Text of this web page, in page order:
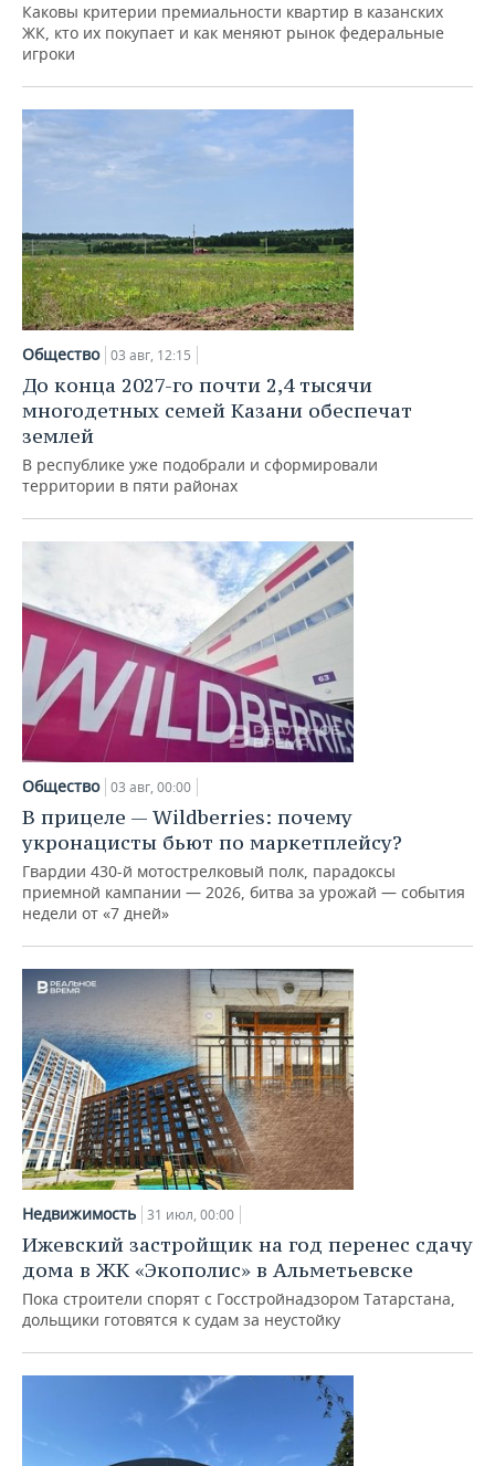
Каковы критерии премиальности квартир в казанских
ЖК, кто их покупает и как меняют рынок федеральные
игроки
Общество 03 авг, 12:15
До конца 2027-го почти 2,4 тысячи
многодетных семей Казани обеспечат
землей
В республике уже подобрали и сформировали
территории в пяти районах
Общество 03 авг, 00:00
В прицеле — Wildberries: почему
укронацисты бьют по маркетплейсу?
Гвардии 430-й мотострелковый полк, парадоксы
приемной кампании — 2026, битва за урожай — события
недели от «7 дней»
Недвижимость 31 июл, 00:00
Ижевский застройщик на год перенес сдачу
дома в ЖК «Экополис» в Альметьевске
Пока строители спорят с Госстройнадзором Татарстана,
дольщики готовятся к судам за неустойку